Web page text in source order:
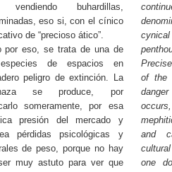
vendiendo buhardillas,
eso si, con el cínico
de “precioso ático”.
por eso, se trata de una de
de espacios en
peligro de extinción. La
se produce, por
someramente, por esa
presión del mercado y
pérdidas psicológicas y
de peso, porque no hay
muy astuto para ver que
of the
and
one